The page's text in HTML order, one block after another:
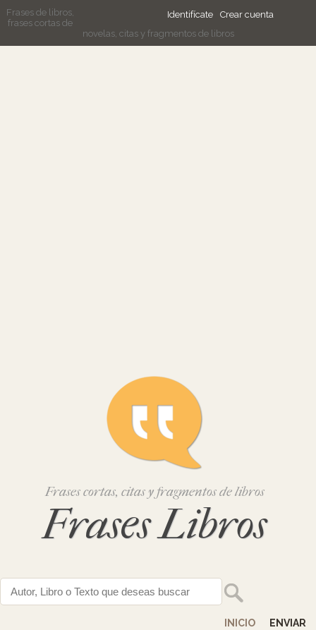
Identifícate Crear cuenta
Frases de libros,
frases cortas de
novelas, citas y fragmentos de libros
Frases cortas, citas y fragmentos de libros
Frases Libros
INICIO
ENVIAR